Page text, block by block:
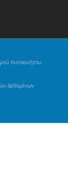
Αυτοκινήτου.
Δεδομένων